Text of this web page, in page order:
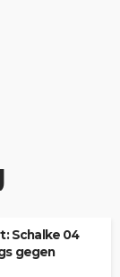
Schalke 04
gegen